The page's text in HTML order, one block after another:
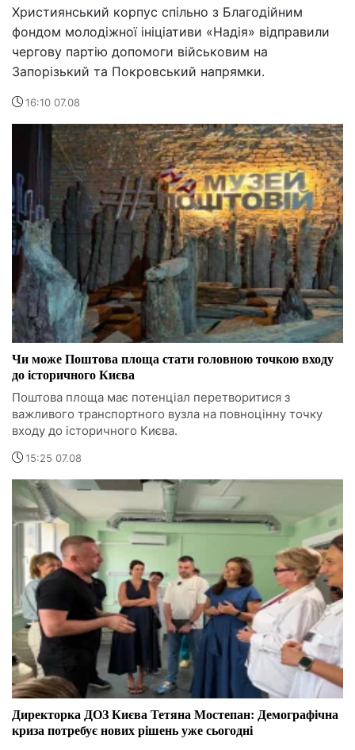
Християнський корпус спільно з Благодійним
фондом молодіжної ініціативи «Надія» відправили
чергову партію допомоги військовим на
Запорізький та Покровський напрямки.
16:10 07.08
Чи може Поштова площа стати головною точкою входу
до історичного Києва
Поштова площа має потенціал перетворитися з
важливого транспортного вузла на повноцінну точку
входу до історичного Києва.
15:25 07.08
Директорка ДОЗ Києва Тетяна Мостепан: Демографічна
криза потребує нових рішень уже сьогодні